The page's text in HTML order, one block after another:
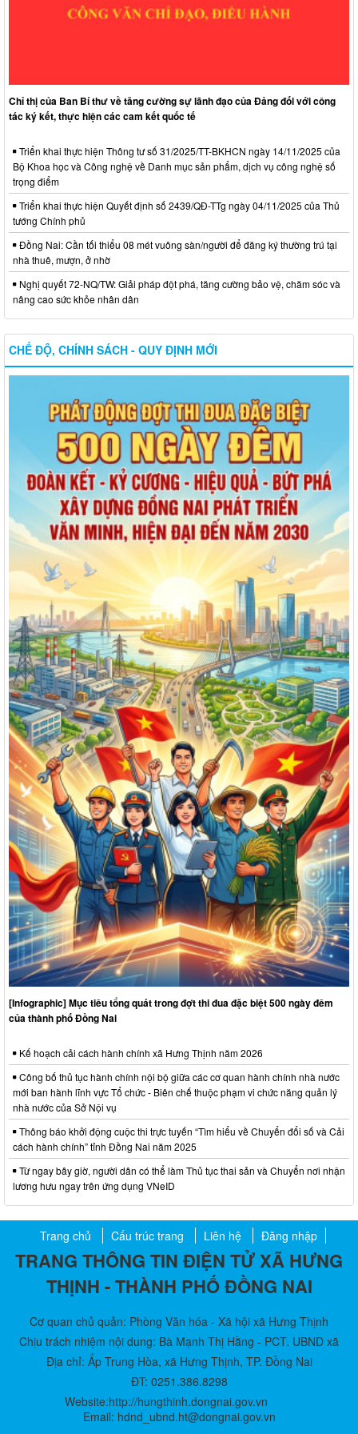
ngân sách nhà nước, chi ngân sách địa phương đợt 1 năm
17/NQ-HĐND
Nghị quyết về điều chỉnh, không tiếp tục thực hiện một số chỉ
tiêu và bổ sung giải pháp thực hiện kế hoạch phát triển KTXH-
QPAN năm 2026 trên địa bàn xã Hưng Thịnh
Thời gian đăng: 31/07/2026
lượt xem: 26 | lượt tải:15
18/NQ-HĐND
Nghị quyết về việc điều chỉnh, bổ sung Kế hoạch đầu tư công
năm 2026 (đợt 1) xã Hưng Thịnh
Thời gian đăng: 31/07/2026
lượt xem: 30 | lượt tải:14
14/NQ-HĐND
Thời gian đăng: 31/07/2026
lượt xem: 30 | lượt tải:15
Nghị quyết về chương trình giám sát của Thường trực Hội
đồng nhân dân xã Hưng Thịnh năm 2026
Thời gian đăng: 31/07/2026
lượt xem: 32 | lượt tải:17
01/2026/NQ-HĐND
Nghị quyết Ban hành Quy chế làm việc của Hội đồng nhân
dân, Thường trực Hội đồng nhân dân, các Ban của Hội đồng
nhân dân, Tổ đại biểu Hội đồng nhân dân và đại biểu Hội
đồng nhân dân xã Hưng Thịnh khóa VII, nhiệm kỳ 2026-2031
Thời gian đăng: 09/06/2026
lượt xem: 76 | lượt tải:38
12/NQ-HĐND
Nghị quyết về chương trình giám sát của Hội đồng nhân dân
xã Hưng Thịnh năm 2026
Thời gian đăng: 09/06/2026
lượt xem: 96 | lượt tải:40
1277/QĐ-UBND
Quyết định về việc phê chuẩn kết quả bầu Chủ tịch, các Phó
Chủ tịch Ủy ban nhân dân xã Hưng Thịnh khóa VII, nhiệm kỳ
2026 - 2031
Thời gian đăng: 13/04/2026
lượt xem: 298 | lượt tải:56
01/NQ-HĐND
Nghị quyết về việc xác nhận kết quả bầu Chủ tịch Hội đồng
nhân dân xã Hưng Thịnh khóa VII, nhiệm kỳ 2026-2031
Thời gian đăng: 17/04/2026
lượt xem: 260 | lượt tải:51
Chỉ thị của Ban Bí thư về tăng cường sự lãnh đạo của Đảng đối với công
tác ký kết, thực hiện các cam kết quốc tế
Triển khai thực hiện Thông tư số 31/2025/TT-BKHCN ngày 14/11/2025 của
Bộ Khoa học và Công nghệ về Danh mục sản phẩm, dịch vụ công nghệ số
trọng điểm
Triển khai thực hiện Quyết định số 2439/QĐ-TTg ngày 04/11/2025 của Thủ
tướng Chính phủ
Đồng Nai: Cần tối thiểu 08 mét vuông sàn/người để đăng ký thường trú tại
nhà thuê, mượn, ở nhờ
Nghị quyết 72-NQ/TW: Giải pháp đột phá, tăng cường bảo vệ, chăm sóc và
nâng cao sức khỏe nhân dân
CHẾ ĐỘ, CHÍNH SÁCH - QUY ĐỊNH MỚI
[Infographic] Mục tiêu tổng quát trong đợt thi đua đặc biệt 500 ngày đêm
của thành phố Đồng Nai
Kế hoạch cải cách hành chính xã Hưng Thịnh năm 2026
Công bố thủ tục hành chính nội bộ giữa các cơ quan hành chính nhà nước
mới ban hành lĩnh vực Tổ chức - Biên chế thuộc phạm vi chức năng quản lý
nhà nước của Sở Nội vụ
Thông báo khởi động cuộc thi trực tuyến “Tìm hiểu về Chuyển đổi số và Cải
cách hành chính” tỉnh Đồng Nai năm 2025
Từ ngay bây giờ, người dân có thể làm Thủ tục thai sản và Chuyển nơi nhận
lương hưu ngay trên ứng dụng VNeID
Trang chủ Cấu trúc trang Liên hệ Đăng nhập
TRANG THÔNG TIN ĐIỆN TỬ XÃ HƯNG
THỊNH - THÀNH PHỐ ĐỒNG NAI
Cơ quan chủ quản: Phòng Văn hóa - Xã hội xã Hưng Thịnh
Chịu trách nhiệm nội dung: Bà Mạnh Thị Hằng - PCT. UBND xã
Địa chỉ: Ấp Trung Hòa, xã Hưng Thịnh, TP. Đồng Nai
ĐT: 0251.386.8298
Website:http://hungthinh.dongnai.gov.vn
Email: hdnd_ubnd.ht@dongnai.gov.vn​